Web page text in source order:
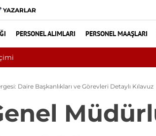
YAZARLAR
PERSONEL ALIMLARI PERSONEL MAAŞLARI
11 Sürekli İşçi Alımı Duyuruldu
Daire Başkanlıkları ve Görevleri Detaylı Kılavuz